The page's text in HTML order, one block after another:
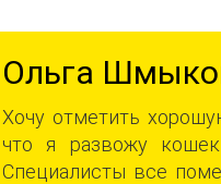
Ольга
Хочу отметить
что я развожу
Специалисты все